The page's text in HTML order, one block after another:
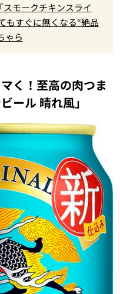
スモークチキンスライ
もすぐに無くなる“絶品
ゃら
く！至高の肉つま
ール 晴れ風」